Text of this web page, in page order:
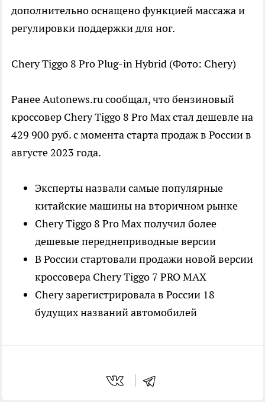
дополнительно оснащено функцией массажа и
регулировки поддержки для ног.
Chery Tiggo 8 Pro Plug-in Hybrid (Фото: Chery)
Ранее Autonews.ru сообщал, что бензиновый
кроссовер Chery Tiggo 8 Pro Max стал дешевле на
429 900 руб. с момента старта продаж в России в
августе 2023 года.
Эксперты назвали самые популярные
китайские машины на вторичном рынке
Chery Tiggo 8 Pro Max получил более
дешевые переднеприводные версии
В России стартовали продажи новой версии
кроссовера Chery Tiggo 7 PRO MAX
Chery зарегистрировала в России 18
будущих названий автомобилей